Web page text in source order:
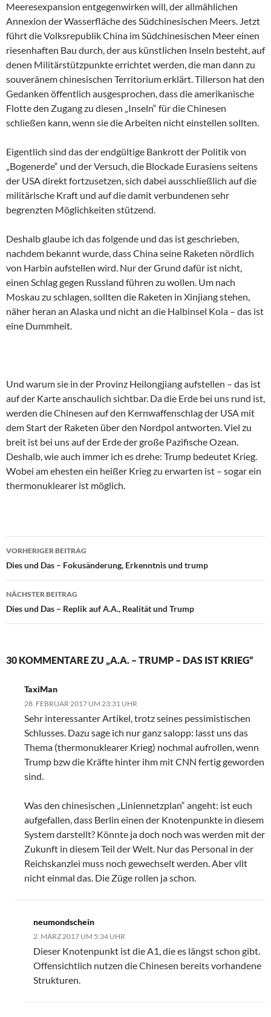
Meeresexpansion entgegenwirken will, der allmählichen
Annexion der Wasserfläche des Südchinesischen Meers. Jetzt
führt die Volksrepublik China im Südchinesischen Meer einen
riesenhaften Bau durch, der aus künstlichen Inseln besteht, auf
denen Militärstützpunkte errichtet werden, die man dann zu
souveränem chinesischen Territorium erklärt. Tillerson hat den
Gedanken öffentlich ausgesprochen, dass die amerikanische
Flotte den Zugang zu diesen „Inseln“ für die Chinesen
schließen kann, wenn sie die Arbeiten nicht einstellen sollten.
Eigentlich sind das der endgültige Bankrott der Politik von
„Bogenerde“ und der Versuch, die Blockade Eurasiens seitens
der USA direkt fortzusetzen, sich dabei ausschließlich auf die
militärische Kraft und auf die damit verbundenen sehr
begrenzten Möglichkeiten stützend.
Deshalb glaube ich das folgende und das ist geschrieben,
nachdem bekannt wurde, dass China seine Raketen nördlich
von Harbin aufstellen wird. Nur der Grund dafür ist nicht,
einen Schlag gegen Russland führen zu wollen. Um nach
Moskau zu schlagen, sollten die Raketen in Xinjiang stehen,
näher heran an Alaska und nicht an die Halbinsel Kola – das ist
eine Dummheit.
Und warum sie in der Provinz Heilongjiang aufstellen – das ist
auf der Karte anschaulich sichtbar. Da die Erde bei uns rund ist,
werden die Chinesen auf den Kernwaffenschlag der USA mit
dem Start der Raketen über den Nordpol antworten. Viel zu
breit ist bei uns auf der Erde der große Pazifische Ozean.
Deshalb, wie auch immer ich es drehe: Trump bedeutet Krieg.
Wobei am ehesten ein heißer Krieg zu erwarten ist – sogar ein
thermonuklearer ist möglich.
Beitragsnavigation
VORHERIGER BEITRAG
Dies und Das – Fokusänderung, Erkenntnis und trump
NÄCHSTER BEITRAG
Dies und Das – Replik auf A.A., Realität und Trump
30 KOMMENTARE ZU „A.A. – TRUMP – DAS IST KRIEG“
TaxiMan
28. FEBRUAR 2017 UM 23:31 UHR
Sehr interessanter Artikel, trotz seines pessimistischen
Schlusses. Dazu sage ich nur ganz salopp: lasst uns das
Thema (thermonuklearer Krieg) nochmal aufrollen, wenn
Trump bzw die Kräfte hinter ihm mit CNN fertig geworden
sind.
Was den chinesischen „Liniennetzplan“ angeht: ist euch
aufgefallen, dass Berlin einen der Knotenpunkte in diesem
System darstellt? Könnte ja doch noch was werden mit der
Zukunft in diesem Teil der Welt. Nur das Personal in der
Reichskanzlei muss noch gewechselt werden. Aber vllt
nicht einmal das. Die Züge rollen ja schon.
neumondschein
2. MÄRZ 2017 UM 5:34 UHR
Dieser Knotenpunkt ist die A1, die es längst schon gibt.
Offensichtlich nutzen die Chinesen bereits vorhandene
Strukturen.